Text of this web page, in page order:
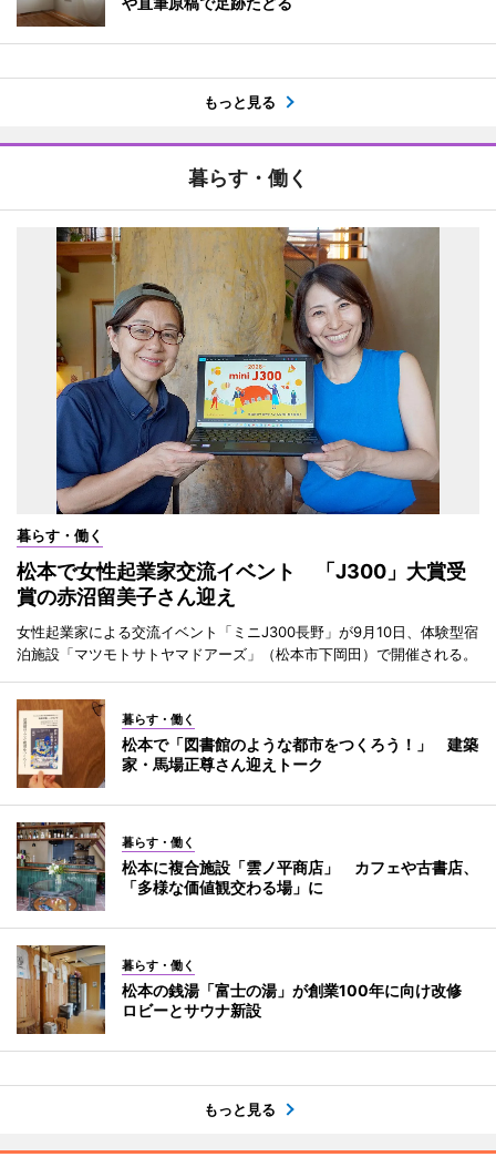
もっと見る
暮らす・働く
暮らす・働く
松本で女性起業家交流イベント 「J300」大賞受
賞の赤沼留美子さん迎え
女性起業家による交流イベント「ミニJ300長野」が9月10日、体験型宿
泊施設「マツモトサトヤマドアーズ」（松本市下岡田）で開催される。
暮らす・働く
松本で「図書館のような都市をつくろう！」 建築
家・馬場正尊さん迎えトーク
暮らす・働く
松本に複合施設「雲ノ平商店」 カフェや古書店、
「多様な価値観交わる場」に
暮らす・働く
松本の銭湯「富士の湯」が創業100年に向け改修
ロビーとサウナ新設
もっと見る